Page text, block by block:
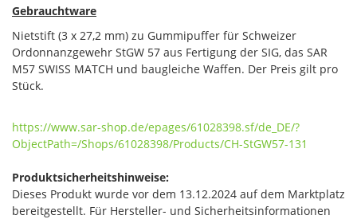
Gebrauchtware
Nietstift (3 x 27,2 mm) zu Gummipuffer für Schweizer
Ordonnanzgewehr StGW 57 aus Fertigung der SIG, das SAR
M57 SWISS MATCH und baugleiche Waffen. Der Preis gilt pro
Stück.
https://www.sar-shop.de/epages/61028398.sf/de_DE/?
ObjectPath=/Shops/61028398/Products/CH-StGW57-131
Produktsicherheitshinweise:
Dieses Produkt wurde vor dem 13.12.2024 auf dem Marktplatz
bereitgestellt. Für Hersteller- und Sicherheitsinformationen